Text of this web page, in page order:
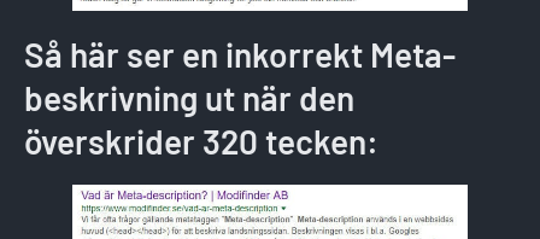
Så här ser en inkorrekt Meta-
beskrivning ut när den
överskrider 320 tecken: